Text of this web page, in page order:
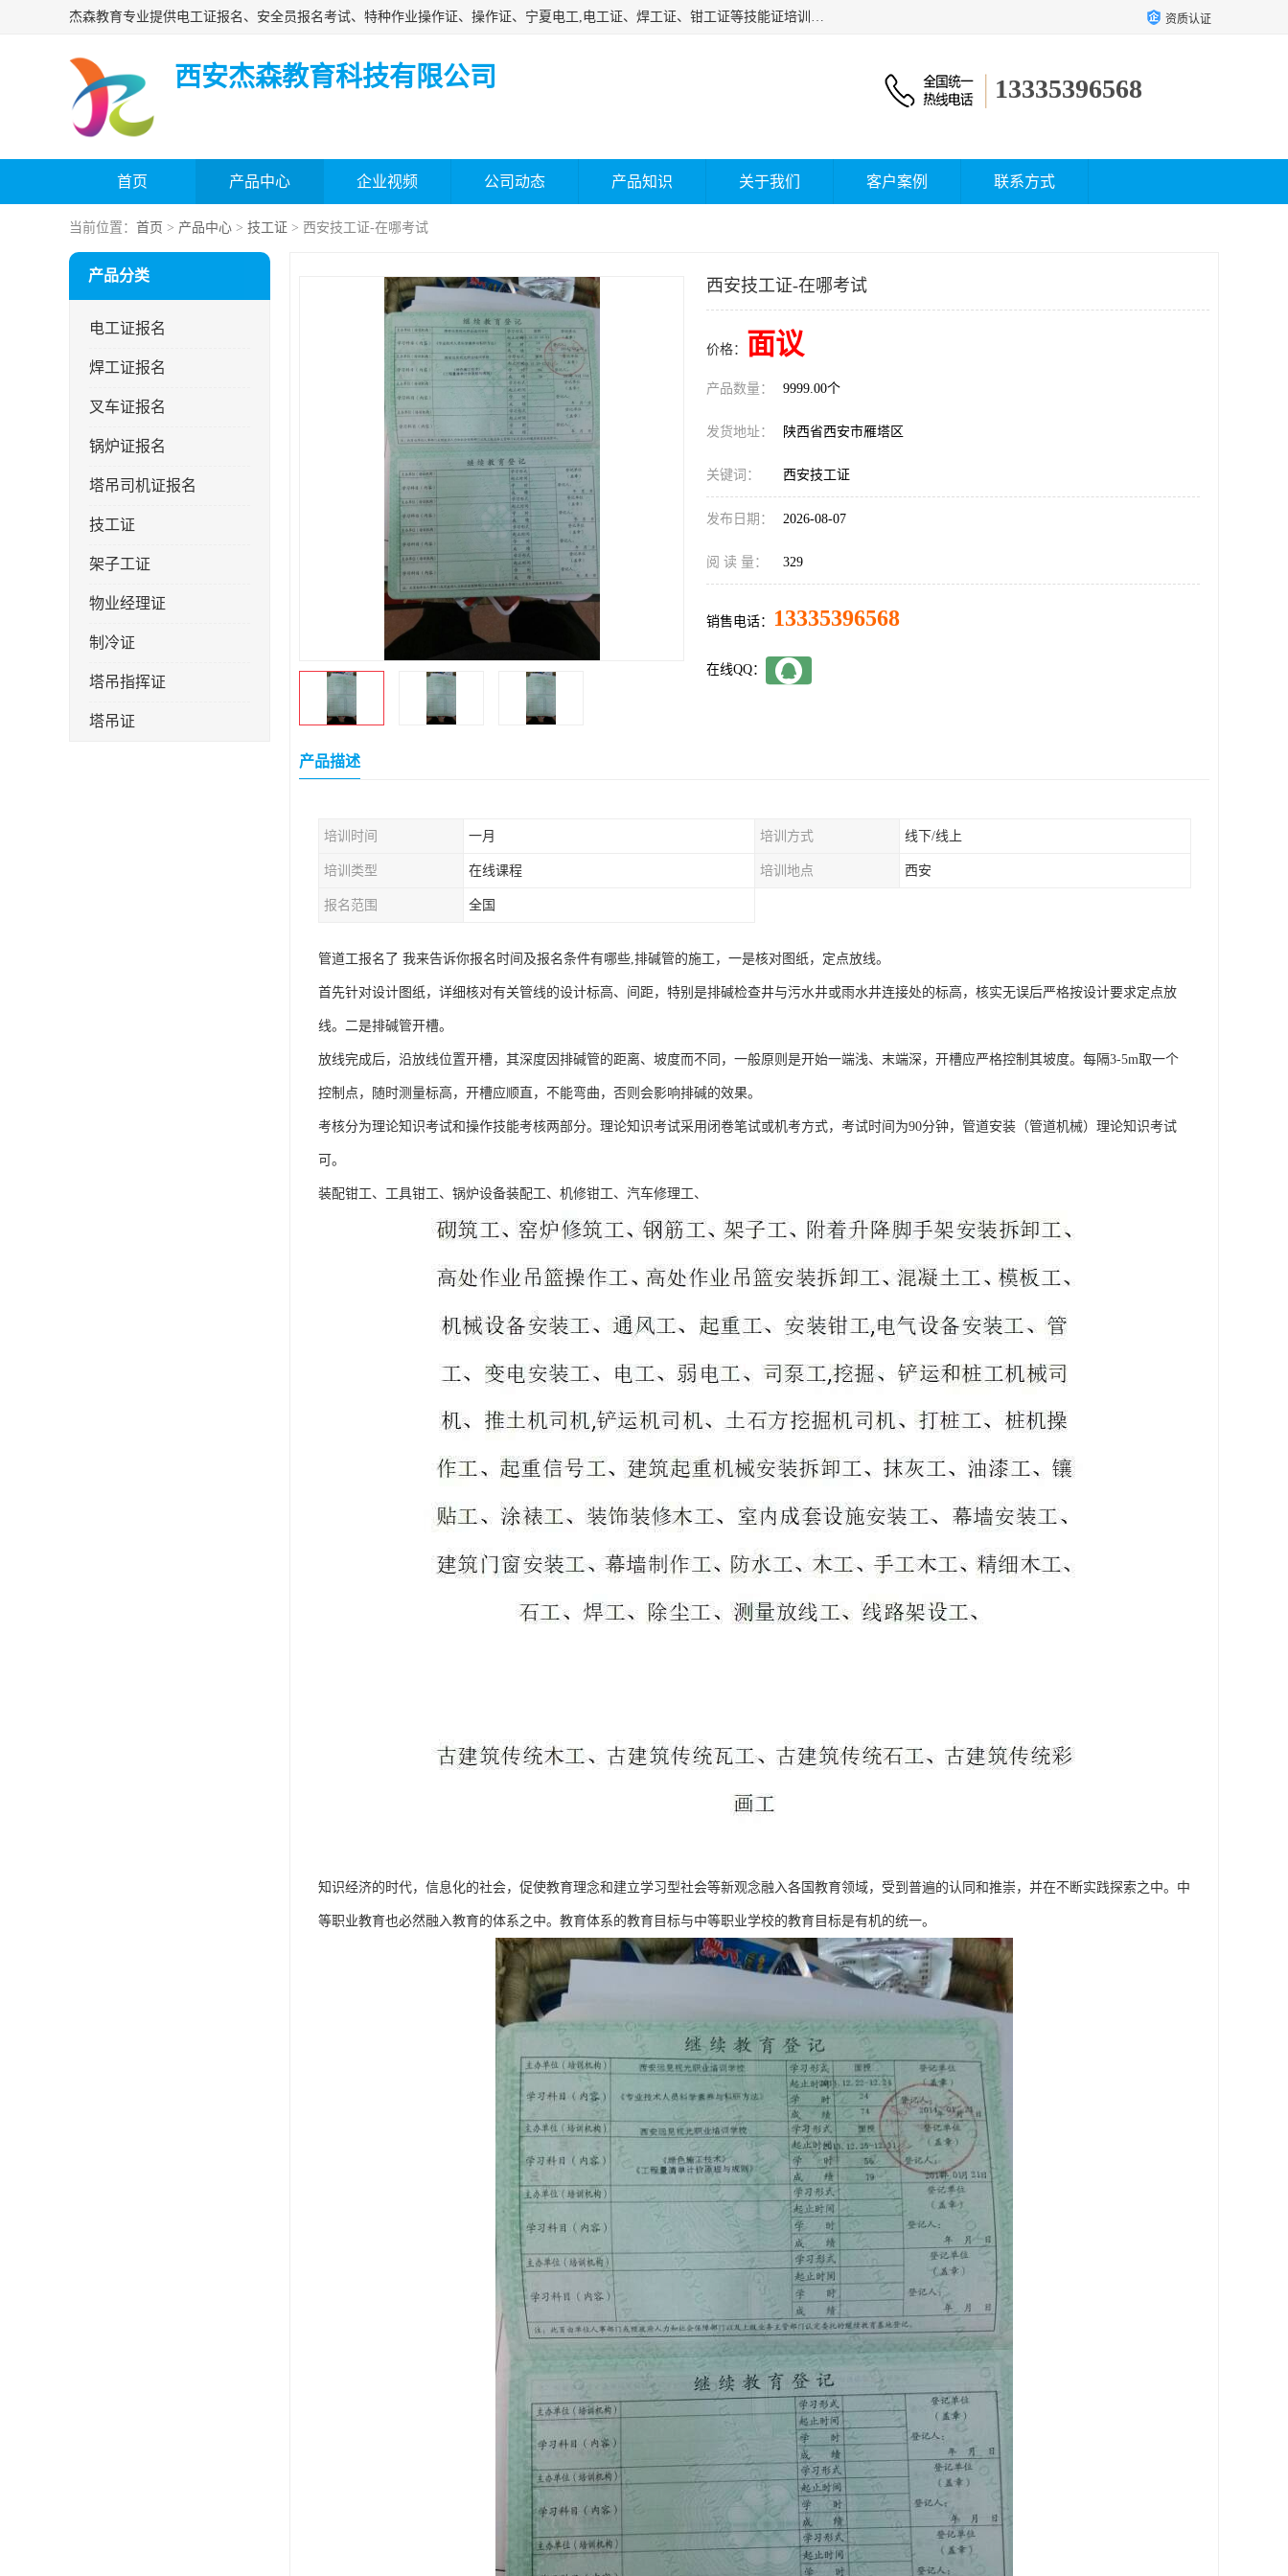
杰森教育专业提供电工证报名、安全员报名考试、特种作业操作证、操作证、宁夏电工,电工证、焊工证、钳工证等技能证培训课程。 资质认证
西安杰森教育科技有限公司 13335396568
首页 产品中心 企业视频 公司动态 产品知识 关于我们 客户案例 联系方式
当前位置： 首页 > 产品中心 > 技工证 > 西安技工证-在哪考试
产品分类
电工证报名
焊工证报名
叉车证报名
锅炉证报名
塔吊司机证报名
技工证
架子工证
物业经理证
制冷证
塔吊指挥证
塔吊证
西安技工证-在哪考试
价格： 面议
产品数量： 9999.00个
发货地址： 陕西省西安市雁塔区
关键词： 西安技工证
发布日期： 2026-08-07
阅 读 量： 329
销售电话： 13335396568
在线QQ：
产品描述
培训时间 一月 培训方式 线下/线上
培训类型 在线课程 培训地点 西安
报名范围 全国
管道工报名了 我来告诉你报名时间及报名条件有哪些,排碱管的施工，一是核对图纸，定点放线。
首先针对设计图纸，详细核对有关管线的设计标高、间距，特别是排碱检查井与污水井或雨水井连接处的标高，核实无误后严格按设计要求定点放
线。二是排碱管开槽。
放线完成后，沿放线位置开槽，其深度因排碱管的距离、坡度而不同，一般原则是开始一端浅、末端深，开槽应严格控制其坡度。每隔3-5m取一个
控制点，随时测量标高，开槽应顺直，不能弯曲，否则会影响排碱的效果。
考核分为理论知识考试和操作技能考核两部分。理论知识考试采用闭卷笔试或机考方式，考试时间为90分钟，管道安装（管道机械）理论知识考试
可。
装配钳工、工具钳工、锅炉设备装配工、机修钳工、汽车修理工、
知识经济的时代，信息化的社会，促使教育理念和建立学习型社会等新观念融入各国教育领域，受到普遍的认同和推崇，并在不断实践探索之中。中
等职业教育也必然融入教育的体系之中。教育体系的教育目标与中等职业学校的教育目标是有机的统一。